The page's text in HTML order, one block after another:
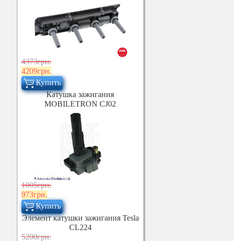
4373грн.
4209грн.
Купить
Катушка зажигания
MOBILETRON CJ02
1005грн.
973грн.
Купить
Элемент катушки зажигания Tesla
CL224
5200грн.